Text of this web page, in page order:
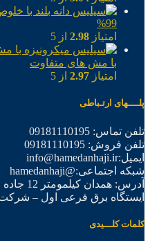
99%
امتیاز 2.98 از 5
با مش های متفاوت
امتیاز 2.97 از 5
پلــــهای ارتـباطی
تلفن تماس: 09181110195
تلفن فروش: 09181110195
ایمیل:info@hamedanhaji.ir
شبکه اجتماعی:@hamedanhaji
آدرس:
ایستگاه برق فرعی اول –
کلمات کلـــیدی